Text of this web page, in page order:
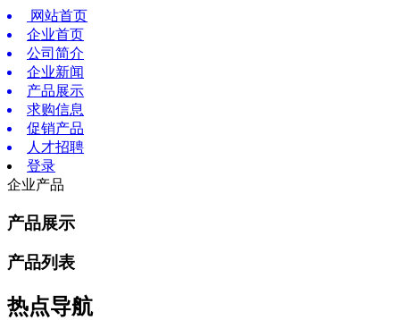
网站首页
企业首页
公司简介
企业新闻
产品展示
求购信息
促销产品
人才招聘
登录
企业产品
产品展示
产品列表
热点导航